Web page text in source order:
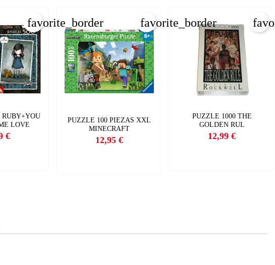
RUBY+YOU
LOVE
€
favorite_border
PUZZLE 100 PIEZAS XXL
MINECRAFT
Precio
12,95 €
favorite_border
PUZZLE 1000 THE
GOLDEN RUL
Precio
12,99 €
×